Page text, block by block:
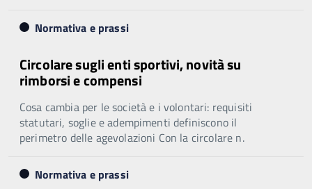
Normativa e prassi
Circolare sugli enti sportivi, novità su
rimborsi e compensi
Cosa cambia per le società e i volontari: requisiti
statutari, soglie e adempimenti definiscono il
perimetro delle agevolazioni Con la circolare n.
Normativa e prassi